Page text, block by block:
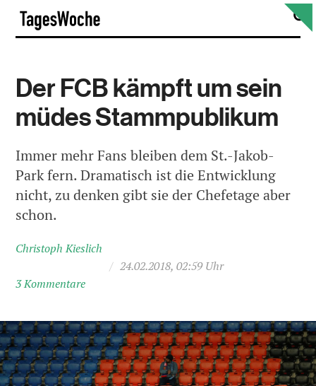
Skip
content
Der FCB kämpft um sein
müdes Stammpublikum
Immer mehr Fans bleiben dem St.-Jakob-
Park fern. Dramatisch ist die Entwicklung
nicht, zu denken gibt sie der Chefetage aber
schon.
Christoph Kieslich
/ 24.02.2018, 02:59 Uhr
3 Kommentare